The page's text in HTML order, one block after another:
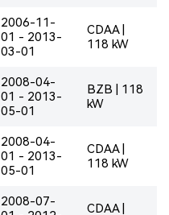
2006-11-
01 - 2013-
03-01
CDAA |
118 kW
2008-04-
01 - 2013-
05-01
BZB | 118
kW
2008-04-
01 - 2013-
05-01
CDAA |
118 kW
2008-07-
CDAA |